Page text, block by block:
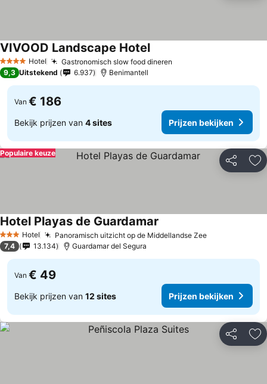
4 SterrenHotel Gastronomisch slow food dineren
VIVOOD Landscape Hotel
9,3 Uitstekend 6.937 Benimantell
Van € 186
Bekijk prijzen van 4 sites Prijzen bekijken
Delen
Populaire keuze
3 SterrenHotel Panoramisch uitzicht op de Middellandse Zee
Hotel Playas de Guardamar
7,4 13.134 Guardamar del Segura
Van € 49
Bekijk prijzen van 12 sites Prijzen bekijken
Delen